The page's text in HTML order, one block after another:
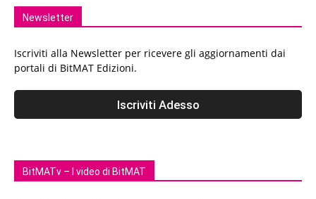
Newsletter
Iscriviti alla Newsletter per ricevere gli aggiornamenti dai
portali di BitMAT Edizioni.
BitMATv – I video di BitMAT